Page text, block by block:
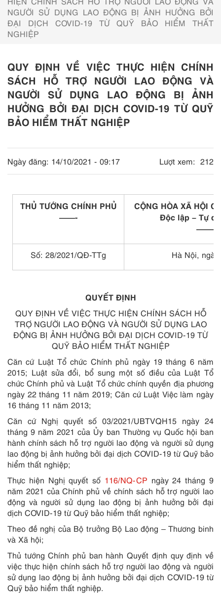
NGƯỜI SỬ DỤNG LAO ĐỘNG BỊ ẢNH HƯỞNG BỞI
ĐẠI DỊCH COVID-19 TỪ QUỸ BẢO HIỂM THẤT
NGHIỆP
QUY ĐỊNH VỀ VIỆC THỰC HIỆN CHÍNH
SÁCH HỖ TRỢ NGƯỜI LAO ĐỘNG VÀ
NGƯỜI SỬ DỤNG LAO ĐỘNG BỊ ẢNH
HƯỞNG BỞI ĐẠI DỊCH COVID-19 TỪ QUỸ
BẢO HIỂM THẤT NGHIỆP
Ngày đăng: 14/10/2021 - 09:17 Lượt xem: 212
THỦ TƯỚNG CHÍNH PHỦ
——-
CỘNG HÒA XÃ HỘI
Độc lập – Tự
Số: 28/2021/QĐ-TTg Hà Nội,
QUYẾT ĐỊNH
QUY ĐỊNH VỀ VIỆC THỰC HIỆN CHÍNH SÁCH HỖ
TRỢ NGƯỜI LAO ĐỘNG VÀ NGƯỜI SỬ DỤNG LAO
ĐỘNG BỊ ẢNH HƯỞNG BỞI ĐẠI DỊCH COVID-19 TỪ
QUỸ BẢO HIỂM THẤT NGHIỆP
Căn cứ Luật Tổ chức Chính phủ ngày 19 tháng 6 năm
2015; Luật sửa đổi, bổ sung một số điều của Luật Tổ
chức Chính phủ và Luật Tổ chức chính quyền địa phương
ngày 22 tháng 11 năm 2019;Căn cứ Luật Việc làm ngày
16 tháng 11 năm 2013;
Căn cứ Nghị quyết số 03/2021/UBTVQH15 ngày 24
tháng 9 năm 2021 của Ủy ban Thường vụ Quốc hội ban
hành chính sách hỗ trợ người lao động và người sử dụng
lao động bị ảnh hưởng bởi đại dịch COVID-19 từ Quỹ bảo
hiểm thất nghiệp;
Thực hiện Nghị quyết số 116/NQ-CP ngày 24 tháng 9
năm 2021 của Chính phủ về chính sách hỗ trợ người lao
động và người sử dụng lao động bị ảnh hưởng bởi đại
dịch COVID-19 từ Quỹ bảo hiểm thất nghiệp;
Theo đề nghị của Bộ trưởng Bộ Lao động – Thương binh
và Xã hội;
Thủ tướng Chính phủ ban hành Quyết định quy định về
việc thực hiện chính sách hỗ trợ người lao động và người
sử dụng lao động bị ảnh hưởng bởi đại dịch COVID-19 từ
Quỹ bảo hiểm thất nghiệp.